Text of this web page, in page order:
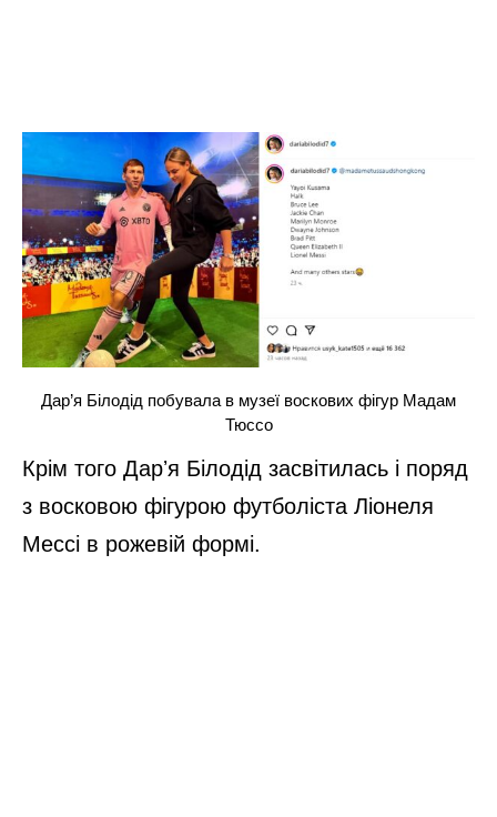
Дар’я Білодід побувала в музеї воскових фігур Мадам
Тюссо
Крім того Дарʼя Білодід засвітилась і поряд
з восковою фігурою футболіста Ліонеля
Мессі в рожевій формі.